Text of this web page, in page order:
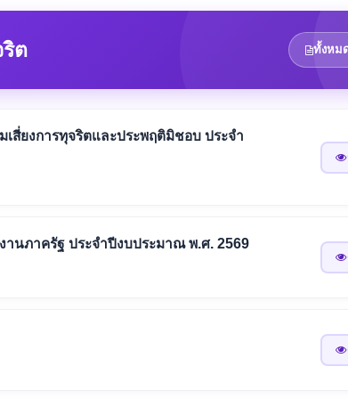
ต ทั้งหม
สี่ยงการทุจริตและประพฤติมิชอบ ประจำ
านภาครัฐ ประจำปีงบประมาณ พ.ศ. 2569